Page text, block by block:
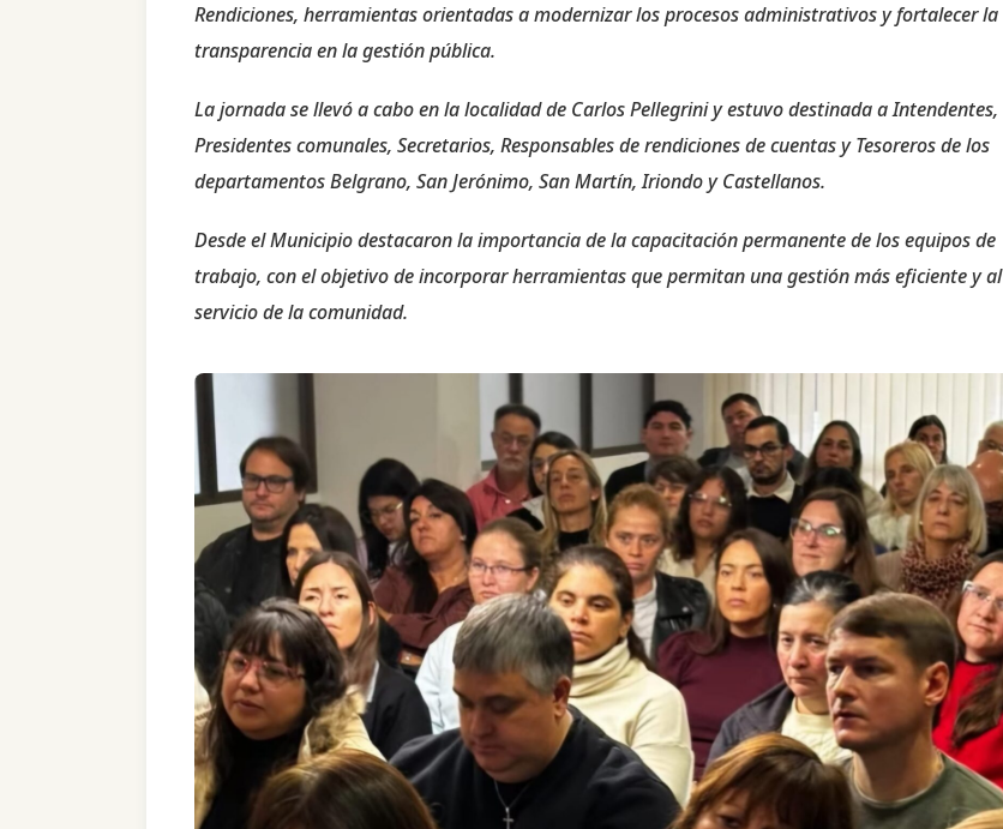
Rendiciones, herramientas orientadas a modernizar los procesos administrativos y fortalecer la
transparencia en la gestión pública.
La jornada se llevó a cabo en la localidad de Carlos Pellegrini y estuvo destinada a Intendentes,
Presidentes comunales, Secretarios, Responsables de rendiciones de cuentas y Tesoreros de los
departamentos Belgrano, San Jerónimo, San Martín, Iriondo y Castellanos.
Desde el Municipio destacaron la importancia de la capacitación permanente de los equipos de
trabajo, con el objetivo de incorporar herramientas que permitan una gestión más eficiente y al
servicio de la comunidad.